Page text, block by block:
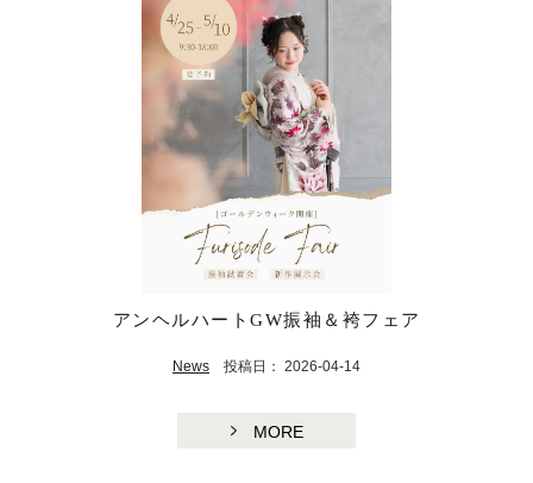
アンヘルハートGW振袖＆袴フェア
News 投稿日： 2026-04-14
MORE